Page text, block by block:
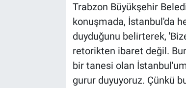
Trabzon Büyükşehir
konuşmada, İstanbul'da
duyduğunu belirterek,
retorikten ibaret değil.
bir tanesi olan
gurur duyuyoruz. Çünkü